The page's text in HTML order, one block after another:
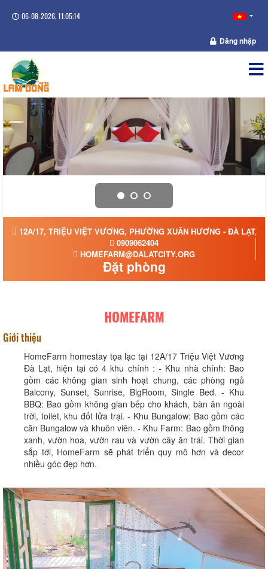
06-08-2026, 11:05:15
Đăng nhập
12A/17, TRIỆU VIỆT VƯƠNG, PHƯỜNG XUÂN HƯƠNG - ĐÀ LẠT,
0909062404
HOMEFARM@DALATCITY.ORG
Đặt phòng
HOMEFARM
Giới thiệu
HomeFarm homestay tọa lạc tại 12A/17 Triệu Việt Vương
Đà Lạt, hiện tại có 4 khu chính : - Khu nhà chính: Bao
gồm các không gian sinh hoạt chung, các phòng ngủ
Balcony, Sunset, Sunrise, BigRoom, Single Bed. - Khu
BBQ: Bao gồm không gian bếp cho khách, bàn ăn ngoài
trời, toilet, khu đốt lửa trại. - Khu Bungalow: Bao gồm các
căn Bungalow và khuôn viên. - Khu Farm: Bao gồm thông
xanh, vườn hoa, vườn rau và vườn cây ăn trái. Thời gian
sắp tới, HomeFarm sẽ phát triển quy mô hơn và decor
nhiều góc đẹp hơn.